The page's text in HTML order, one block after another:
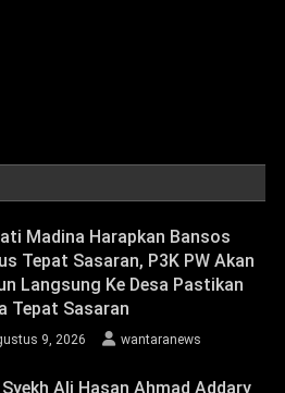
Madina Harapkan Bansos
Tepat Sasaran, P3K PW Akan
Langsung Ke Desa Pastikan
Tepat Sasaran
9, 2026 wantaranews
Syekh Ali Hasan Ahmad Addary